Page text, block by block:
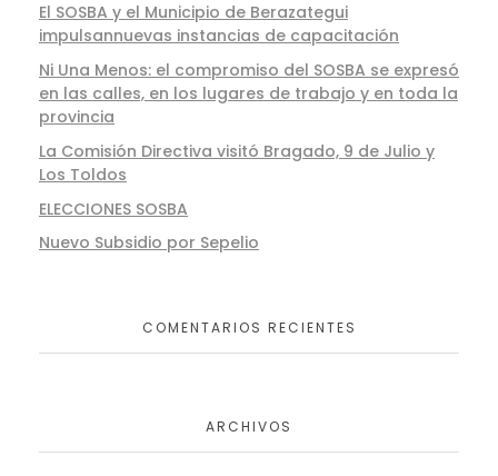
El SOSBA y el Municipio de Berazategui
impulsannuevas instancias de capacitación
Ni Una Menos: el compromiso del SOSBA se expresó
en las calles, en los lugares de trabajo y en toda la
provincia
La Comisión Directiva visitó Bragado, 9 de Julio y
Los Toldos
ELECCIONES SOSBA
Nuevo Subsidio por Sepelio
COMENTARIOS RECIENTES
ARCHIVOS